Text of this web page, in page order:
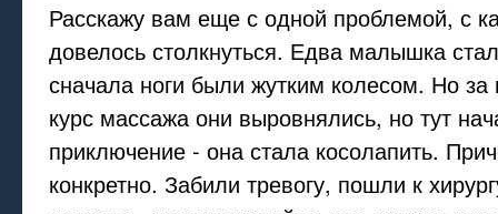
Расскажу вам еще с одной проблемой, с
довелось столкнуться. Едва малышка
сначала ноги были жутким колесом. Но
курс массажа они выровнялись, но тут
приключение - она стала косолапить.
конкретно. Забили тревогу, пошли к